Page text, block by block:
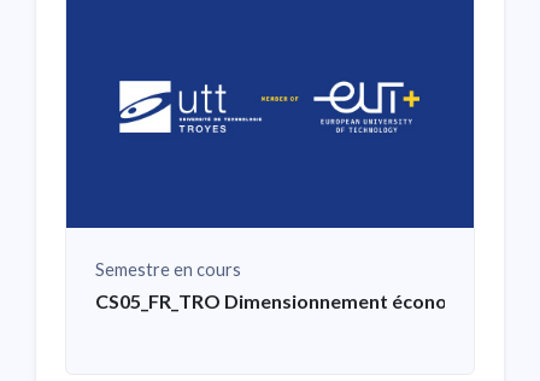
Semestre en cours
CS05_FR_TRO Dimensionnement économique